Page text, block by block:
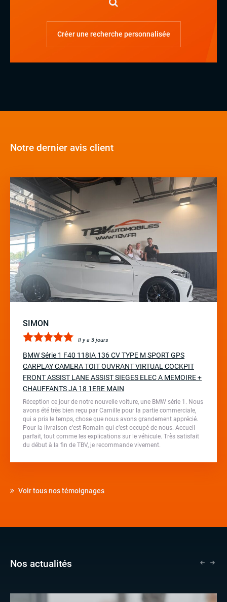
Créer une recherche personnalisée
Notre dernier avis client
SIMON
Il y a 3 jours
BMW Série 1 F40 118IA 136 CV TYPE M SPORT GPS
CARPLAY CAMERA TOIT OUVRANT VIRTUAL COCKPIT
FRONT ASSIST LANE ASSIST SIEGES ELEC A MEMOIRE +
CHAUFFANTS JA 18 1ERE MAIN
Réception ce jour de notre nouvelle voiture, une BMW série 1. Nous
avons été très bien reçu par Camille pour la partie commerciale,
qui a pris le temps, chose que nous avons grandement apprécié.
Pour la livraison c’est Romain qui c’est occupé de nous. Accueil
parfait, tout comme les explications sur le véhicule. Très satisfait
du début à la fin de TBV, je recommande vivement.
Voir tous nos témoignages
Nos actualités